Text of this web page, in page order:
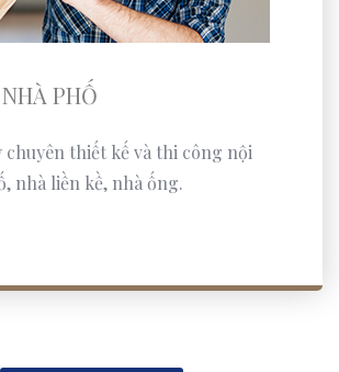
PHỐ
thiết kế và thi công nội
nhà liền kề, nhà ống.